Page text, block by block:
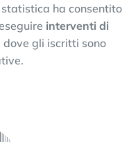
ha consentito
interventi di
dove gli iscritti sono